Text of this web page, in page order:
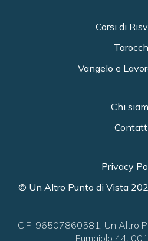
Corsi di
Vangelo e
Chi
© Un Altro Punto di Vista
Privacy
C.F. 96507860581, Un Altro
Fumaiolo 44,